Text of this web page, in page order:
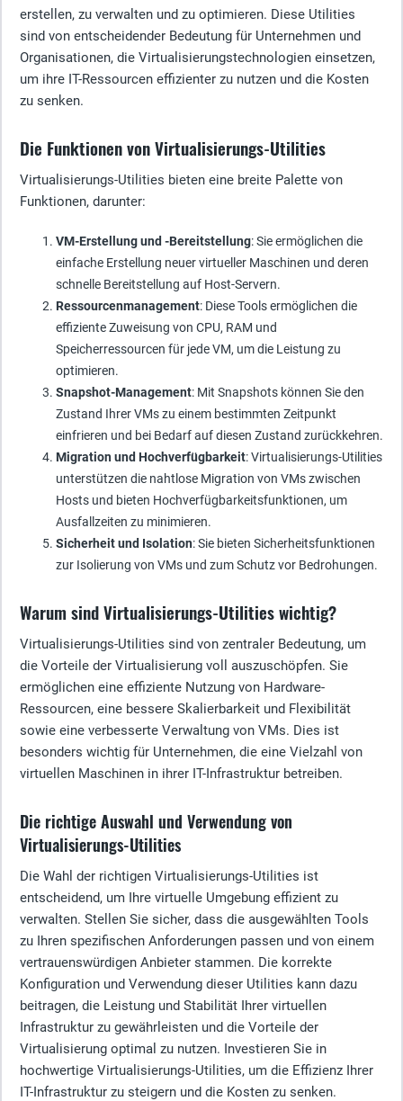
erstellen, zu verwalten und zu optimieren. Diese Utilities
sind von entscheidender Bedeutung für Unternehmen und
Organisationen, die Virtualisierungstechnologien einsetzen,
um ihre IT-Ressourcen effizienter zu nutzen und die Kosten
zu senken.
Die Funktionen von Virtualisierungs-Utilities
Virtualisierungs-Utilities bieten eine breite Palette von
Funktionen, darunter:
VM-Erstellung und -Bereitstellung: Sie ermöglichen die
einfache Erstellung neuer virtueller Maschinen und deren
schnelle Bereitstellung auf Host-Servern.
Ressourcenmanagement: Diese Tools ermöglichen die
effiziente Zuweisung von CPU, RAM und
Speicherressourcen für jede VM, um die Leistung zu
optimieren.
Snapshot-Management: Mit Snapshots können Sie den
Zustand Ihrer VMs zu einem bestimmten Zeitpunkt
einfrieren und bei Bedarf auf diesen Zustand zurückkehren.
Migration und Hochverfügbarkeit: Virtualisierungs-Utilities
unterstützen die nahtlose Migration von VMs zwischen
Hosts und bieten Hochverfügbarkeitsfunktionen, um
Ausfallzeiten zu minimieren.
Sicherheit und Isolation: Sie bieten Sicherheitsfunktionen
zur Isolierung von VMs und zum Schutz vor Bedrohungen.
Warum sind Virtualisierungs-Utilities wichtig?
Virtualisierungs-Utilities sind von zentraler Bedeutung, um
die Vorteile der Virtualisierung voll auszuschöpfen. Sie
ermöglichen eine effiziente Nutzung von Hardware-
Ressourcen, eine bessere Skalierbarkeit und Flexibilität
sowie eine verbesserte Verwaltung von VMs. Dies ist
besonders wichtig für Unternehmen, die eine Vielzahl von
virtuellen Maschinen in ihrer IT-Infrastruktur betreiben.
Die richtige Auswahl und Verwendung von
Virtualisierungs-Utilities
Die Wahl der richtigen Virtualisierungs-Utilities ist
entscheidend, um Ihre virtuelle Umgebung effizient zu
verwalten. Stellen Sie sicher, dass die ausgewählten Tools
zu Ihren spezifischen Anforderungen passen und von einem
vertrauenswürdigen Anbieter stammen. Die korrekte
Konfiguration und Verwendung dieser Utilities kann dazu
beitragen, die Leistung und Stabilität Ihrer virtuellen
Infrastruktur zu gewährleisten und die Vorteile der
Virtualisierung optimal zu nutzen. Investieren Sie in
hochwertige Virtualisierungs-Utilities, um die Effizienz Ihrer
IT-Infrastruktur zu steigern und die Kosten zu senken.